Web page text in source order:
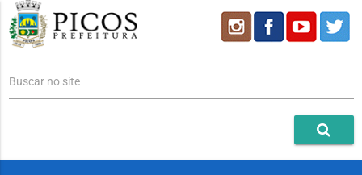
Buscar no site